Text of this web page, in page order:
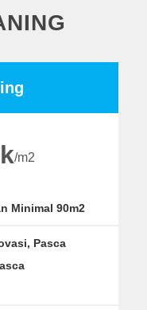
/m2
Minimal 90m2
Pasca